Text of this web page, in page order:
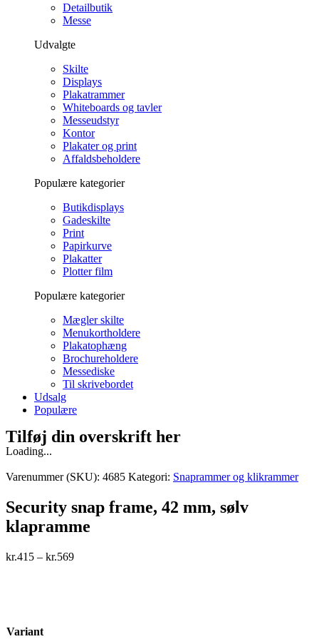
Detailbutik
Messe
Udvalgte
Skilte
Displays
Plakatrammer
Whiteboards og tavler
Messeudstyr
Kontor
Plakater og print
Affaldsbeholdere
Populære kategorier
Butikdisplays
Gadeskilte
Print
Papirkurve
Plakatter
Plotter film
Populære kategorier
Mægler skilte
Menukortholdere
Plakatophæng
Brochureholdere
Messediske
Til skrivebordet
Udsalg
Populære
Tilføj din overskrift her
Loading...
Varenummer (SKU): 4685 Kategori: Snaprammer og klikrammer
Security snap frame, 42 mm, sølv
klapramme
kr.415 – kr.569
Variant